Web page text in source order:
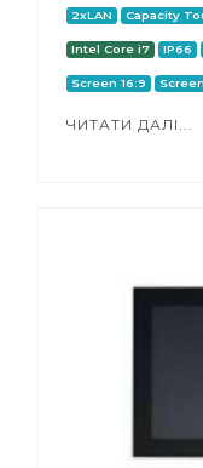
2xLAN Capacity
Intel Core i7 IP66
Screen 16:9
ЧИТАТИ ДАЛІ...